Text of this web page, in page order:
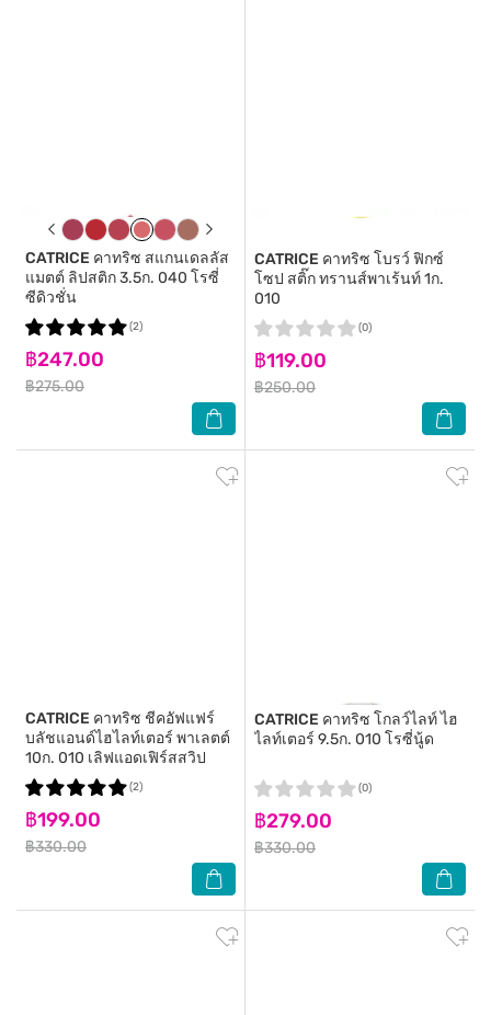
CATRICE คาทริซ สแกนเดลลัส
แมตต์ ลิปสติก 3.5ก. 040 โรซี่
ซีดิวชั่น
฿247.00
฿275.00
(2)
CATRICE คาทริซ โบรว์ ฟิกซ์
โซป สติ๊ก ทรานส์พาเร้นท์ 1ก.
010
฿119.00
฿250.00
(0)
CATRICE คาทริซ ชีคอัฟแฟร์
บลัชแอนด์ไฮไลท์เตอร์ พาเลตต์
10ก. 010 เลิฟแอดเฟิร์สสวิป
฿199.00
฿330.00
(2)
CATRICE คาทริซ โกลว์ไลท์ ไฮ
ไลท์เตอร์ 9.5ก. 010 โรซี่นู้ด
฿279.00
฿330.00
(0)